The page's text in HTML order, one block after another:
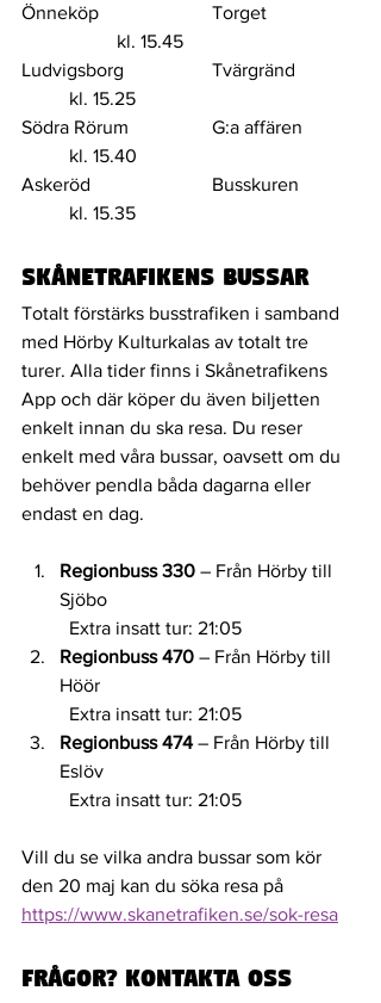
Önneköp			Torget
Ludvigsborg 		Tvärgränd
Södra Rörum 		G:a affären
Askeröd 			Busskuren
	kl. 15.35
SKÅNETRAFIKENS BUSSAr
Totalt förstärks busstrafiken i samband
med Hörby Kulturkalas av totalt tre
turer. Alla tider finns i Skånetrafikens
App och där köper du även biljetten
enkelt innan du ska resa. Du reser
enkelt med våra bussar, oavsett om du
behöver pendla båda dagarna eller
endast en dag.
Regionbuss 330 – Från Hörby till
Sjöbo
	Extra insatt tur: 21:05
Regionbuss 470 – Från Hörby till
Höör
	Extra insatt tur: 21:05
Regionbuss 474 – Från Hörby till
Eslöv
	Extra insatt tur: 21:05
Vill du se vilka andra bussar som kör
den 20 maj kan du söka resa på
https://www.skanetrafiken.se/sok-resa
Frågor? Kontakta oss